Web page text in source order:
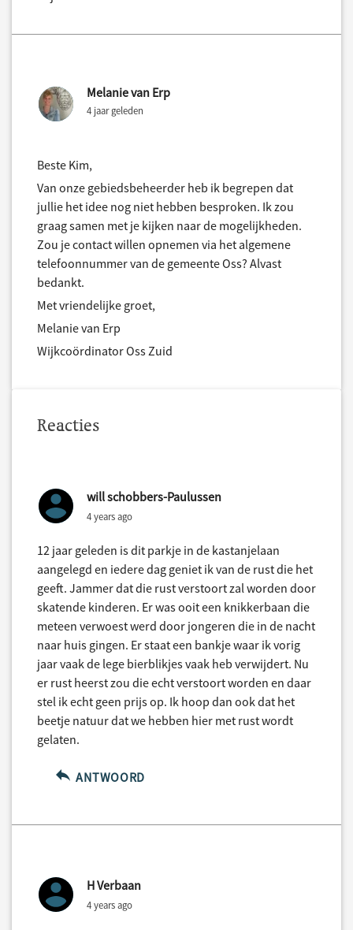
Melanie van Erp
4 jaar geleden
Beste Kim,
Van onze gebiedsbeheerder heb ik begrepen dat
jullie het idee nog niet hebben besproken. Ik zou
graag samen met je kijken naar de mogelijkheden.
Zou je contact willen opnemen via het algemene
telefoonnummer van de gemeente Oss? Alvast
bedankt.
Met vriendelijke groet,
Melanie van Erp
Wijkcoördinator Oss Zuid
Reacties
will schobbers-Paulussen
4 years ago
12 jaar geleden is dit parkje in de kastanjelaan
aangelegd en iedere dag geniet ik van de rust die het
geeft. Jammer dat die rust verstoort zal worden door
skatende kinderen. Er was ooit een knikkerbaan die
meteen verwoest werd door jongeren die in de nacht
naar huis gingen. Er staat een bankje waar ik vorig
jaar vaak de lege bierblikjes vaak heb verwijdert. Nu
er rust heerst zou die echt verstoort worden en daar
stel ik echt geen prijs op. Ik hoop dan ook dat het
beetje natuur dat we hebben hier met rust wordt
gelaten.
ANTWOORD
H Verbaan
4 years ago